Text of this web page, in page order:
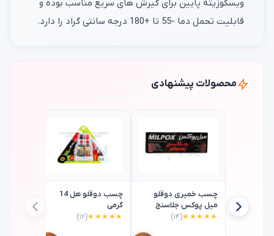
ویسکوزیته پایین برای گیرش های سریع مناسب بوده و
قابلیت تحمل دما -55 تا +180 درجه سانتی گراد را دارد.
محصولات پیشنهادی
چسب خمیری دوقلو
میل پوکس جلاسنج
★★★★★(۱۴)
چسب دوقلو هل 14
گرمی
★★★★★(۱۲)